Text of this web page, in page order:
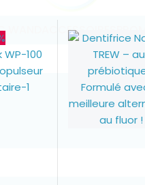
WAND ACCESSOIRES